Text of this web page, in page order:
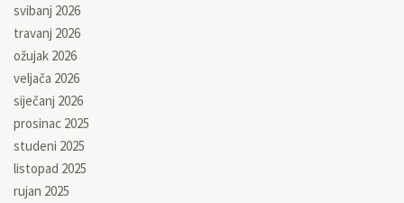
svibanj 2026
travanj 2026
ožujak 2026
veljača 2026
siječanj 2026
prosinac 2025
studeni 2025
listopad 2025
rujan 2025